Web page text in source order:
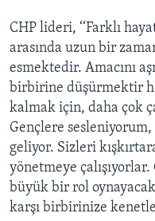
CHP lideri, ‘‘Farklı
arasında uzun bir
esmektedir. Amacını
birbirine düşürmektir
kalmak için, daha çok
Gençlere
geliyor. Sizleri
yönetmeye
büyük bir rol
karşı birbirinize